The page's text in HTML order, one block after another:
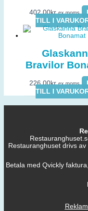
402,00kr ex moms
TILL I
Bravilor
226,00kr ex moms
TILL I
Restauranghuset drivs
Betala med Qvickly